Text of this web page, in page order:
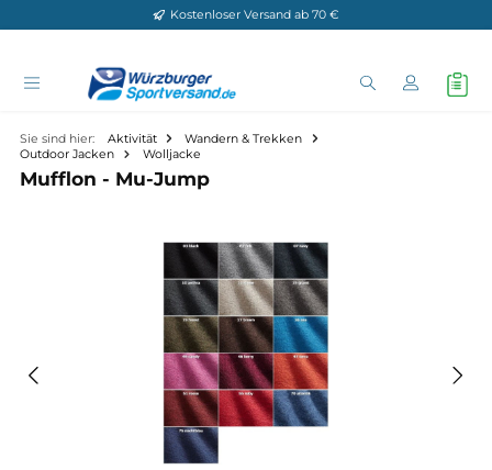
Zum Hauptinhalt springenKostenloser Versand ab 70 €
Sie sind hier: Aktivität
Outdoor Jacken
Wolljacke
Mufflon - Mu-Jump
Bildergalerie überspringen